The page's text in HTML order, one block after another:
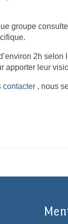
groupe
2h
apporter leur
contacter , nous